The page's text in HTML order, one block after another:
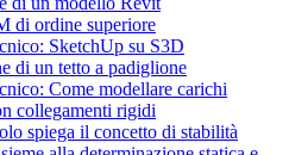
di ordine superiore
SketchUp su S3D
di un tetto a padiglione
Come modellare carichi
collegamenti rigidi
spiega il concetto di stabilità